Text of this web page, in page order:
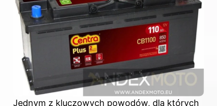
Jednym z kluczowych powodów, dla których